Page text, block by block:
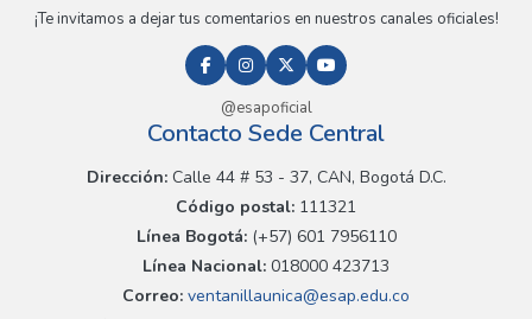
¡Te invitamos a dejar tus comentarios en nuestros canales oficiales!
@esapoficial
Contacto Sede Central
Dirección:Calle 44 # 53 - 37, CAN, Bogotá D.C.
Código postal: 111321
Línea Bogotá:(+57) 601 7956110
Línea Nacional: 018000 423713
Correo: ventanillaunica@esap.edu.co